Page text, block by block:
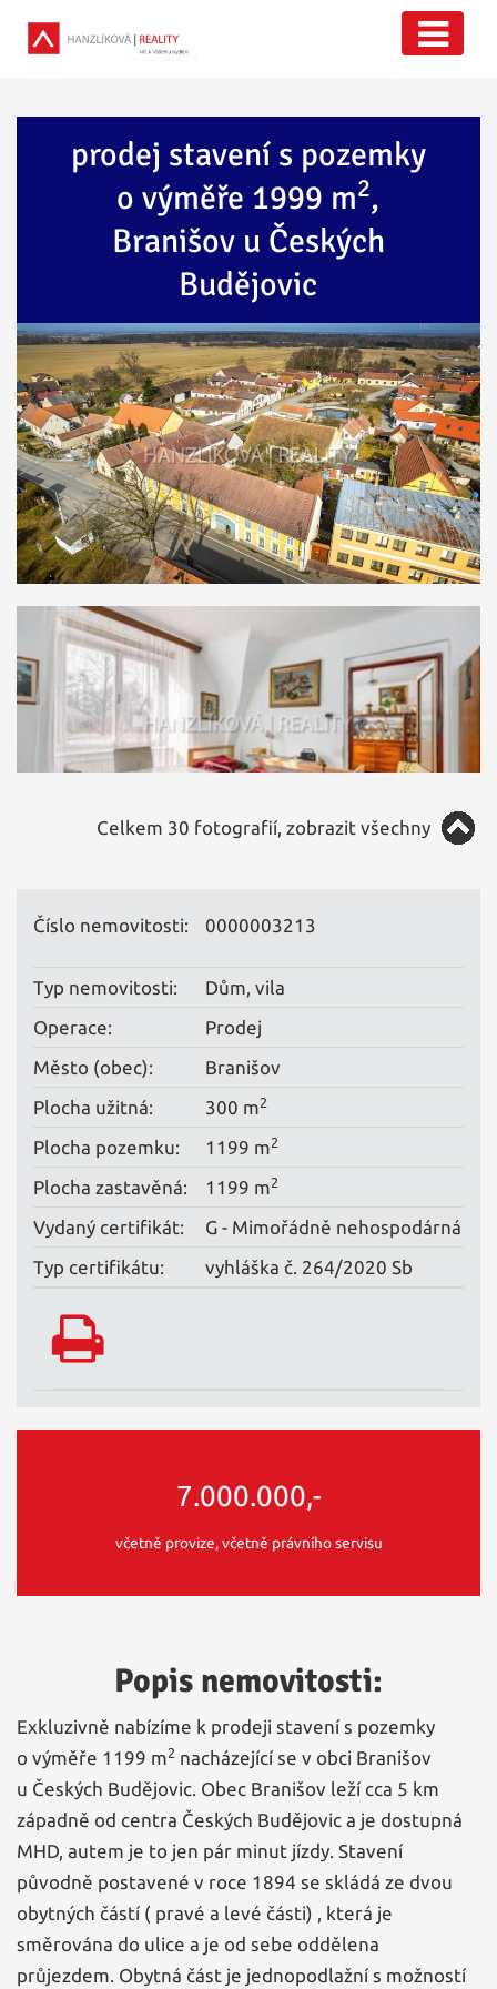
prodej stavení s pozemky
o výměře 1999 m2,
Branišov u Českých
Budějovic
Číslo nemovitosti: 0000003213
Typ nemovitosti:
Dům, vila
Operace:
Prodej
Město (obec):
Branišov
Plocha užitná:
300 m2
Plocha pozemku: 1199 m2
Plocha zastavěná: 1199 m2
Vydaný certifikát:
G - Mimořádně nehospodárná
Typ certifikátu:
vyhláška č. 264/2020 Sb
7.000.000,-
včetně provize, včetně právního servisu
Celkem 30 fotografií, zobrazit všechny
Popis nemovitosti:
Exkluzivně nabízíme k prodeji stavení s pozemky
o výměře 1199 m2 nacházející se v obci Branišov
u Českých Budějovic. Obec Branišov leží cca 5 km
západně od centra Českých Budějovic a je dostupná
MHD, autem je to jen pár minut jízdy. Stavení
původně postavené v roce 1894 se skládá ze dvou
obytných částí ( pravé a levé části) , která je
směrována do ulice a je od sebe oddělena
průjezdem. Obytná část je jednopodlažní s možností